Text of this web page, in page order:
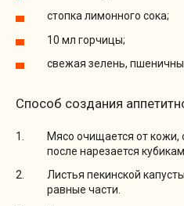
стопка лимонного сока;
10 мл горчицы;
свежая зелень,
Способ создания
Мясо очищается от кожи,
после нарезается
Листья пекинской
равные части.